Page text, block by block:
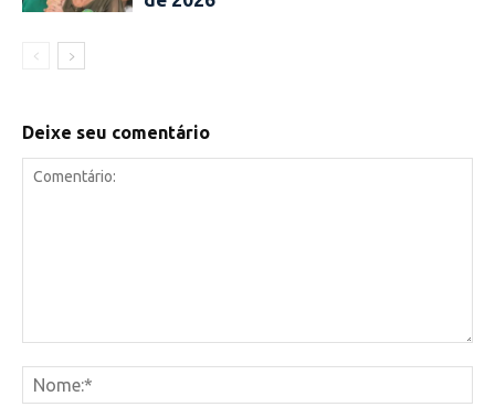
Deixe seu comentário